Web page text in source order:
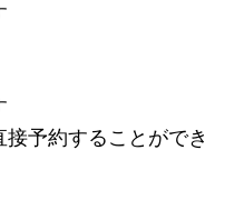
予約することができ